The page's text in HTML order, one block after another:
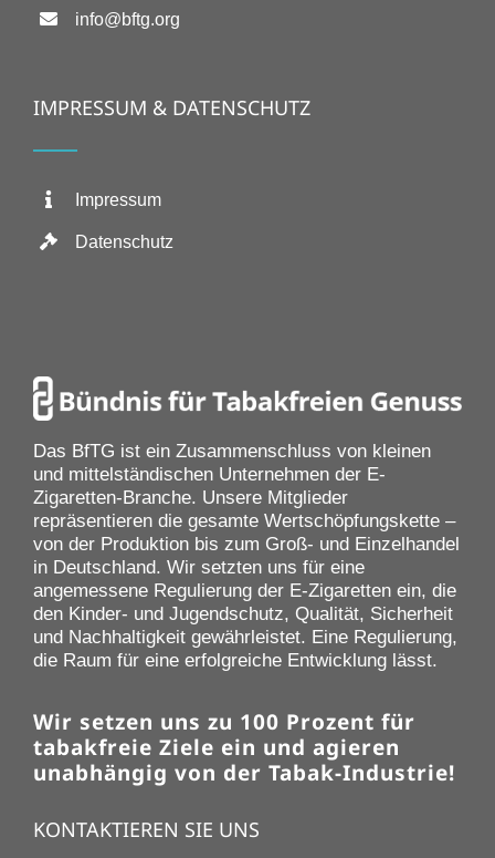
info@bftg.org
IMPRESSUM & DATENSCHUTZ
Impressum
Datenschutz
Das BfTG ist ein Zusammenschluss von kleinen
und mittelständischen Unternehmen der E-
Zigaretten-Branche. Unsere Mitglieder
repräsentieren die gesamte Wertschöpfungskette –
von der Produktion bis zum Groß- und Einzelhandel
in Deutschland. Wir setzten uns für eine
angemessene Regulierung der E-Zigaretten ein, die
den Kinder- und Jugendschutz, Qualität, Sicherheit
und Nachhaltigkeit gewährleistet. Eine Regulierung,
die Raum für eine erfolgreiche Entwicklung lässt.
Wir setzen uns zu 100 Prozent für
tabakfreie Ziele ein und agieren
unabhängig von der Tabak-Industrie!
KONTAKTIEREN SIE UNS